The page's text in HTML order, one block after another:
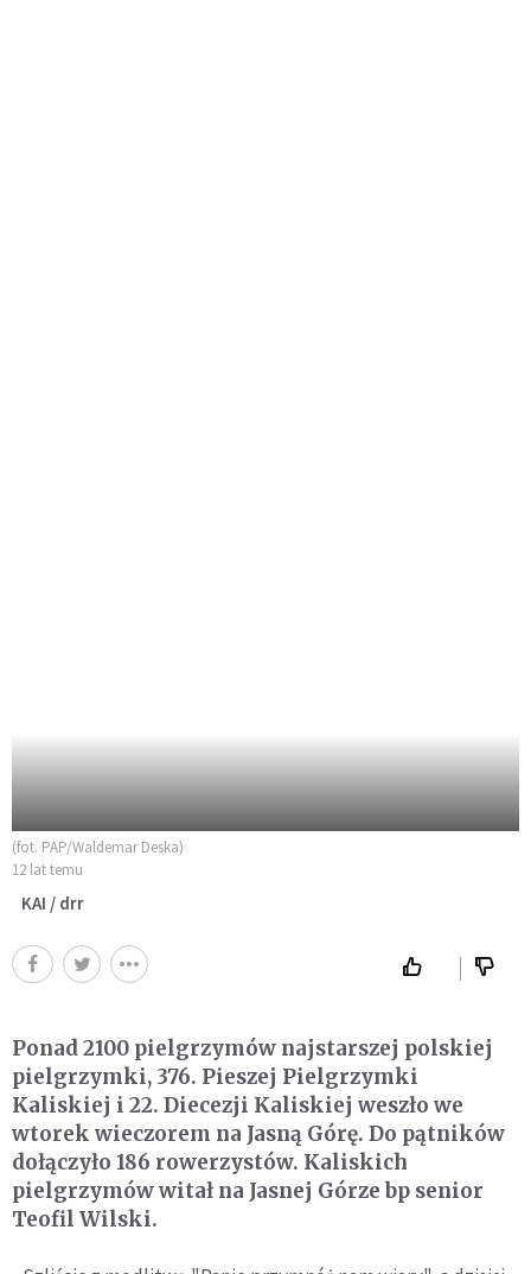
(fot. PAP/Waldemar Deska)
12 lat temu
KAI / drr
Ponad 2100 pielgrzymów najstarszej polskiej
pielgrzymki, 376. Pieszej Pielgrzymki
Kaliskiej i 22. Diecezji Kaliskiej weszło we
wtorek wieczorem na Jasną Górę. Do pątników
dołączyło 186 rowerzystów. Kaliskich
pielgrzymów witał na Jasnej Górze bp senior
Teofil Wilski.